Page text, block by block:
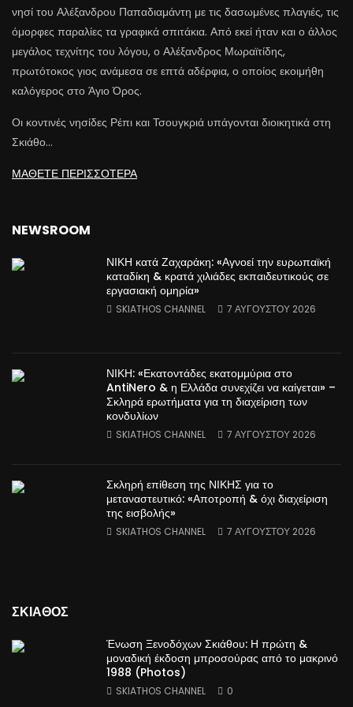
νησί του Αλέξανδρου Παπαδιαμάντη με τις δασωμένες πλαγιές, τις
όμορφες παραλίες τα γραφικά σπιτάκια. Από εκεί ήταν και ο άλλος
μεγάλος τεχνίτης του λόγου, ο Αλέξανδρος Μωραϊτίδης,
πρωτότοκος γιος ανάμεσα σε επτά αδέρφια, ο οποίος εκοιμήθη
καλόγερος στο Άγιο Όρος.
Οι κοντινές νησίδες Ρέπι και Τσουγκριά υπάγονται διοικητικά στη
Σκιάθο…
ΜΑΘΕΤΕ ΠΕΡΙΣΣΟΤΕΡΑ
NEWSROOM
ΝΙΚΗ κατά Ζαχαράκη: «Αγνοεί την ευρωπαϊκή
καταδίκη & κρατά χιλιάδες εκπαιδευτικούς σε
εργασιακή ομηρία»
SKIATHOS CHANNEL 7 ΑΥΓΟΥΣΤΟΥ 2026
ΝΙΚΗ: «Εκατοντάδες εκατομμύρια στο
AntiNero & η Ελλάδα συνεχίζει να καίγεται» –
Σκληρά ερωτήματα για τη διαχείριση των
κονδυλίων
SKIATHOS CHANNEL 7 ΑΥΓΟΥΣΤΟΥ 2026
Σκληρή επίθεση της ΝΙΚΗΣ για το
μεταναστευτικό: «Αποτροπή & όχι διαχείριση
της εισβολής»
SKIATHOS CHANNEL 7 ΑΥΓΟΥΣΤΟΥ 2026
ΣΚΙΑΘΟΣ
Ένωση Ξενοδόχων Σκιάθου: Η πρώτη &
μοναδική έκδοση μπροσούρας από το μακρινό
1988 (Photos)
SKIATHOS CHANNEL 0